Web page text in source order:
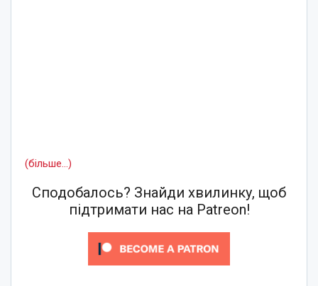
(більше…)
Сподобалось? Знайди хвилинку, щоб
підтримати нас на Patreon!